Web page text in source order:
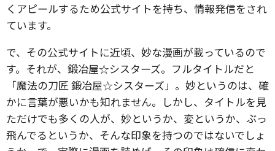
くアピールするため公式サイトを持ち、情報発信をされ
ています。
で、その公式サイトに近頃、妙な漫画が載っているので
す。それが、鍛冶屋☆シスターズ。フルタイトルだと
「魔法の刀匠 鍛冶屋☆シスターズ」。妙というのは、確
かに言葉が悪いかも知れません。しかし、タイトルを見
ただけでも多くの人が、妙というか、変というか、ぶっ
飛んでるというか、そんな印象を持つのではないでしょ